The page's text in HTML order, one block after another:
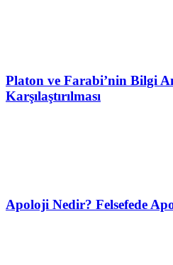
Platon ve Farabi’nin Bilgi
Karşılaştırılması
Apoloji Nedir? Felsefede